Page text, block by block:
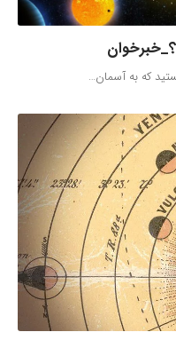
که به آسمان…